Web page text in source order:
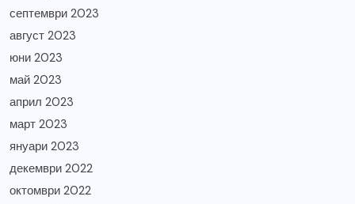
септември 2023
август 2023
юни 2023
май 2023
април 2023
март 2023
януари 2023
декември 2022
октомври 2022